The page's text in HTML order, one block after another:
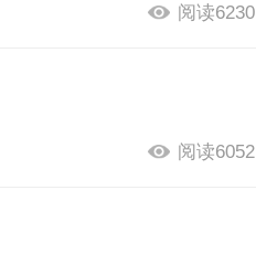
阅读6230
阅读6052